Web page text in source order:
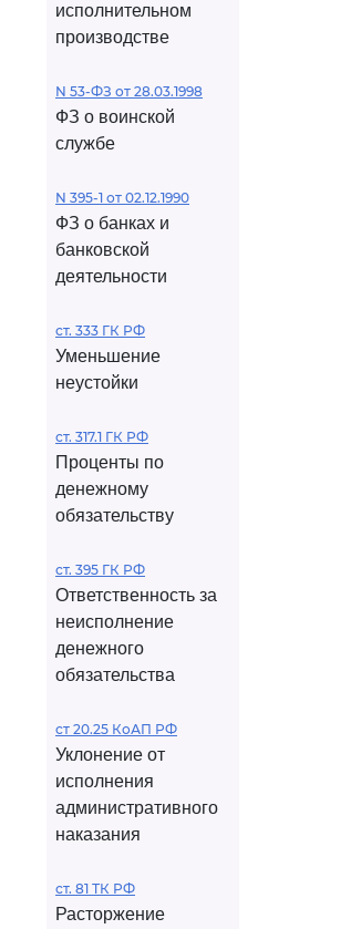
исполнительном
производстве
N 53-ФЗ от 28.03.1998
ФЗ о воинской
службе
N 395-1 от 02.12.1990
ФЗ о банках и
банковской
деятельности
ст. 333 ГК РФ
Уменьшение
неустойки
ст. 317.1 ГК РФ
Проценты по
денежному
обязательству
ст. 395 ГК РФ
Ответственность за
неисполнение
денежного
обязательства
ст 20.25 КоАП РФ
Уклонение от
исполнения
административного
наказания
ст. 81 ТК РФ
Расторжение